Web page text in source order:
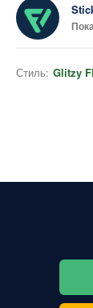
Стиль: Glitzy